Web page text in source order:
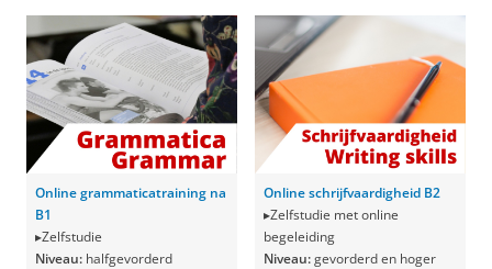
Online grammaticatraining na
B1
▸Zelfstudie
Niveau: halfgevorderd
Online schrijfvaardigheid B2
▸Zelfstudie met online
begeleiding
Niveau:gevorderden hoger